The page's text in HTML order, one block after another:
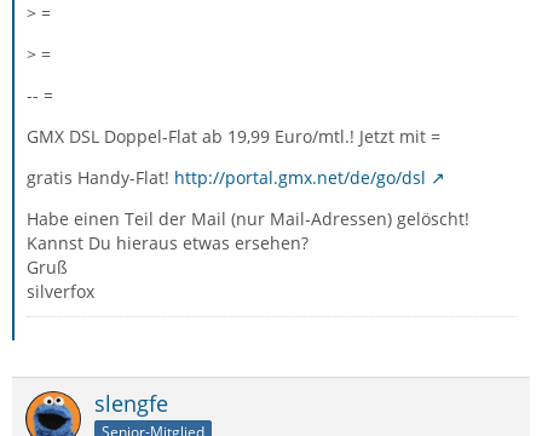
> =
> =
-- =
GMX DSL Doppel-Flat ab 19,99 Euro/mtl.! Jetzt mit =
gratis Handy-Flat! http://portal.gmx.net/de/go/dsl
Habe einen Teil der Mail (nur Mail-Adressen) gelöscht!
Kannst Du hieraus etwas ersehen?
Gruß
silverfox
slengfe
Senior-Mitglied